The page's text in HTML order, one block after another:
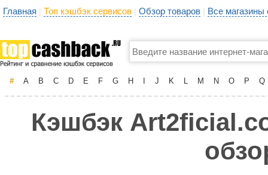
Главная | Топ кэшбэк сервисов | Обзор товаров | Все
# A B C D E F G H J K L M N O P Q
Кэшбэк